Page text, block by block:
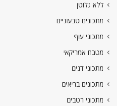
ללא גלוטן
מתכונים טבעוניים
מתכוני עוף
מטבח אמריקאי
מתכוני דגים
מתכונים בריאים
מתכוני רטבים